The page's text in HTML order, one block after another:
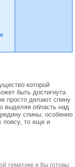
которой
быть достигнута
просто делают спину
выделяя область над
спины, особенно
поясу, то еще и
тематике и Вы готовы